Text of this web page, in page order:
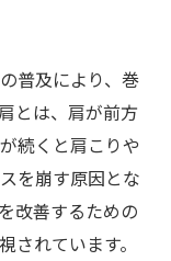
普及により、巻
とは、肩が前方
続くと肩こりや
を崩す原因とな
改善するための
されています。